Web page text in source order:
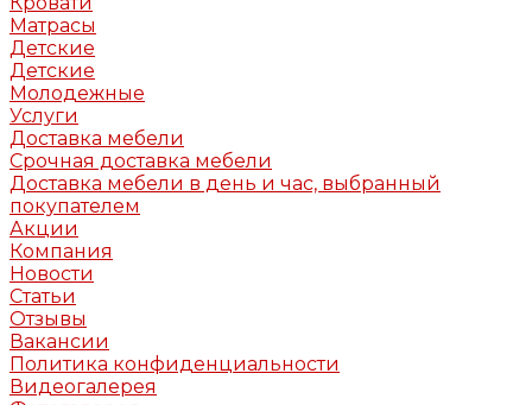
Матрасы
Детские
Детские
Молодежные
Услуги
Доставка мебели
Срочная доставка мебели
Доставка мебели в день и час, выбранный
покупателем
Акции
Компания
Новости
Статьи
Отзывы
Вакансии
Политика конфиденциальности
Видеогалерея